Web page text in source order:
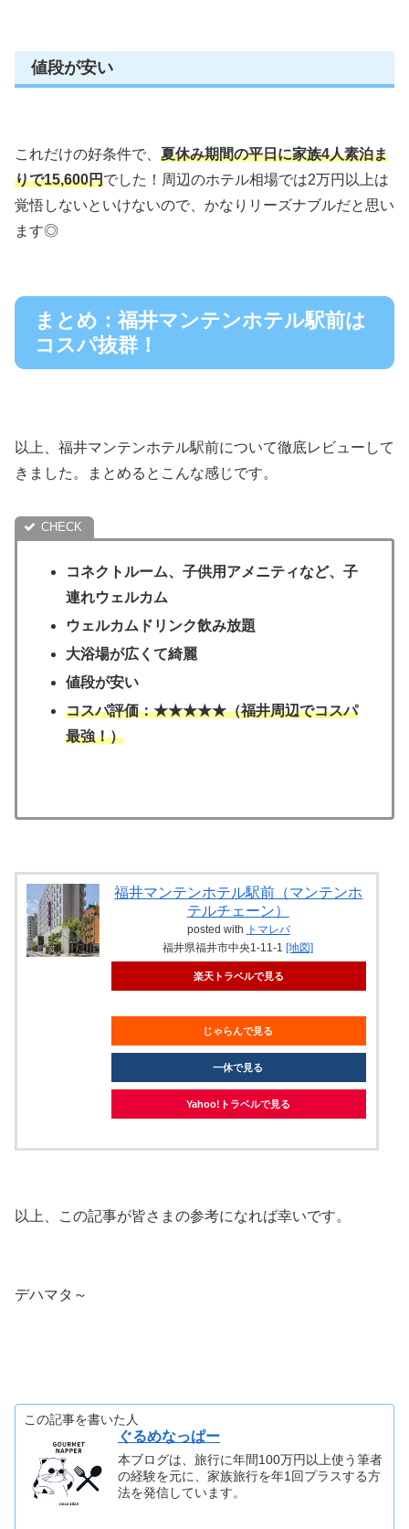
値段が安い
これだけの好条件で、 夏休み期間の平日に家族4人素泊ま
りで15,600円でした！周辺のホテル相場では2万円以上は
覚悟しないといけないので、かなりリーズナブルだと思い
ます◎
まとめ：福井マンテンホテル駅前は
コスパ抜群！
以上、福井マンテンホテル駅前について徹底レビューして
きました。まとめるとこんな感じです。
コネクトルーム、子供用アメニティなど、子
連れウェルカム
ウェルカムドリンク飲み放題
大浴場が広くて綺麗
値段が安い
コスパ評価：★★★★★（福井周辺でコスパ
最強！）
福井マンテンホテル駅前（マンテンホ
テルチェーン）
posted with トマレバ
福井県福井市中央1-11-1 [地図]
楽天トラベルで見る
じゃらんで見る
一休で見る
Yahoo!トラベルで見る
以上、この記事が皆さまの参考になれば幸いです。
デハマタ～
この記事を書いた人
ぐるめなっぱー
本ブログは、旅行に年間100万円以上使う筆者
の経験を元に、家族旅行を年1回プラスする方
法を発信しています。